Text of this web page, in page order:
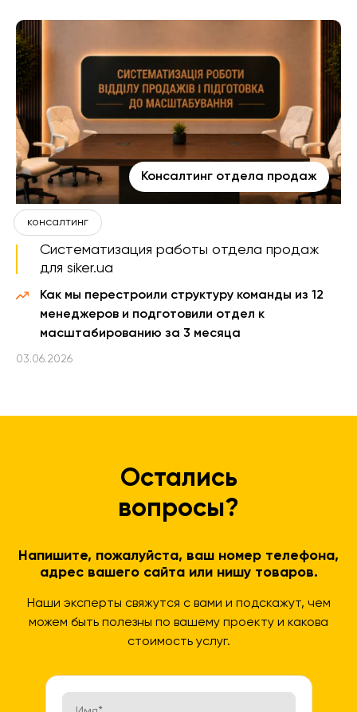
Консалтинг отдела продаж
консалтинг
Систематизация работы отдела продаж
для siker.ua
Как мы перестроили структуру команды из 12
менеджеров и подготовили отдел к
масштабированию за 3 месяца
03.06.2026
Остались
вопросы?
Напишите, пожалуйста, ваш номер телефона,
адрес вашего сайта или нишу товаров.
Наши эксперты свяжутся с вами и подскажут, чем
можем быть полезны по вашему проекту и какова
стоимость услуг.